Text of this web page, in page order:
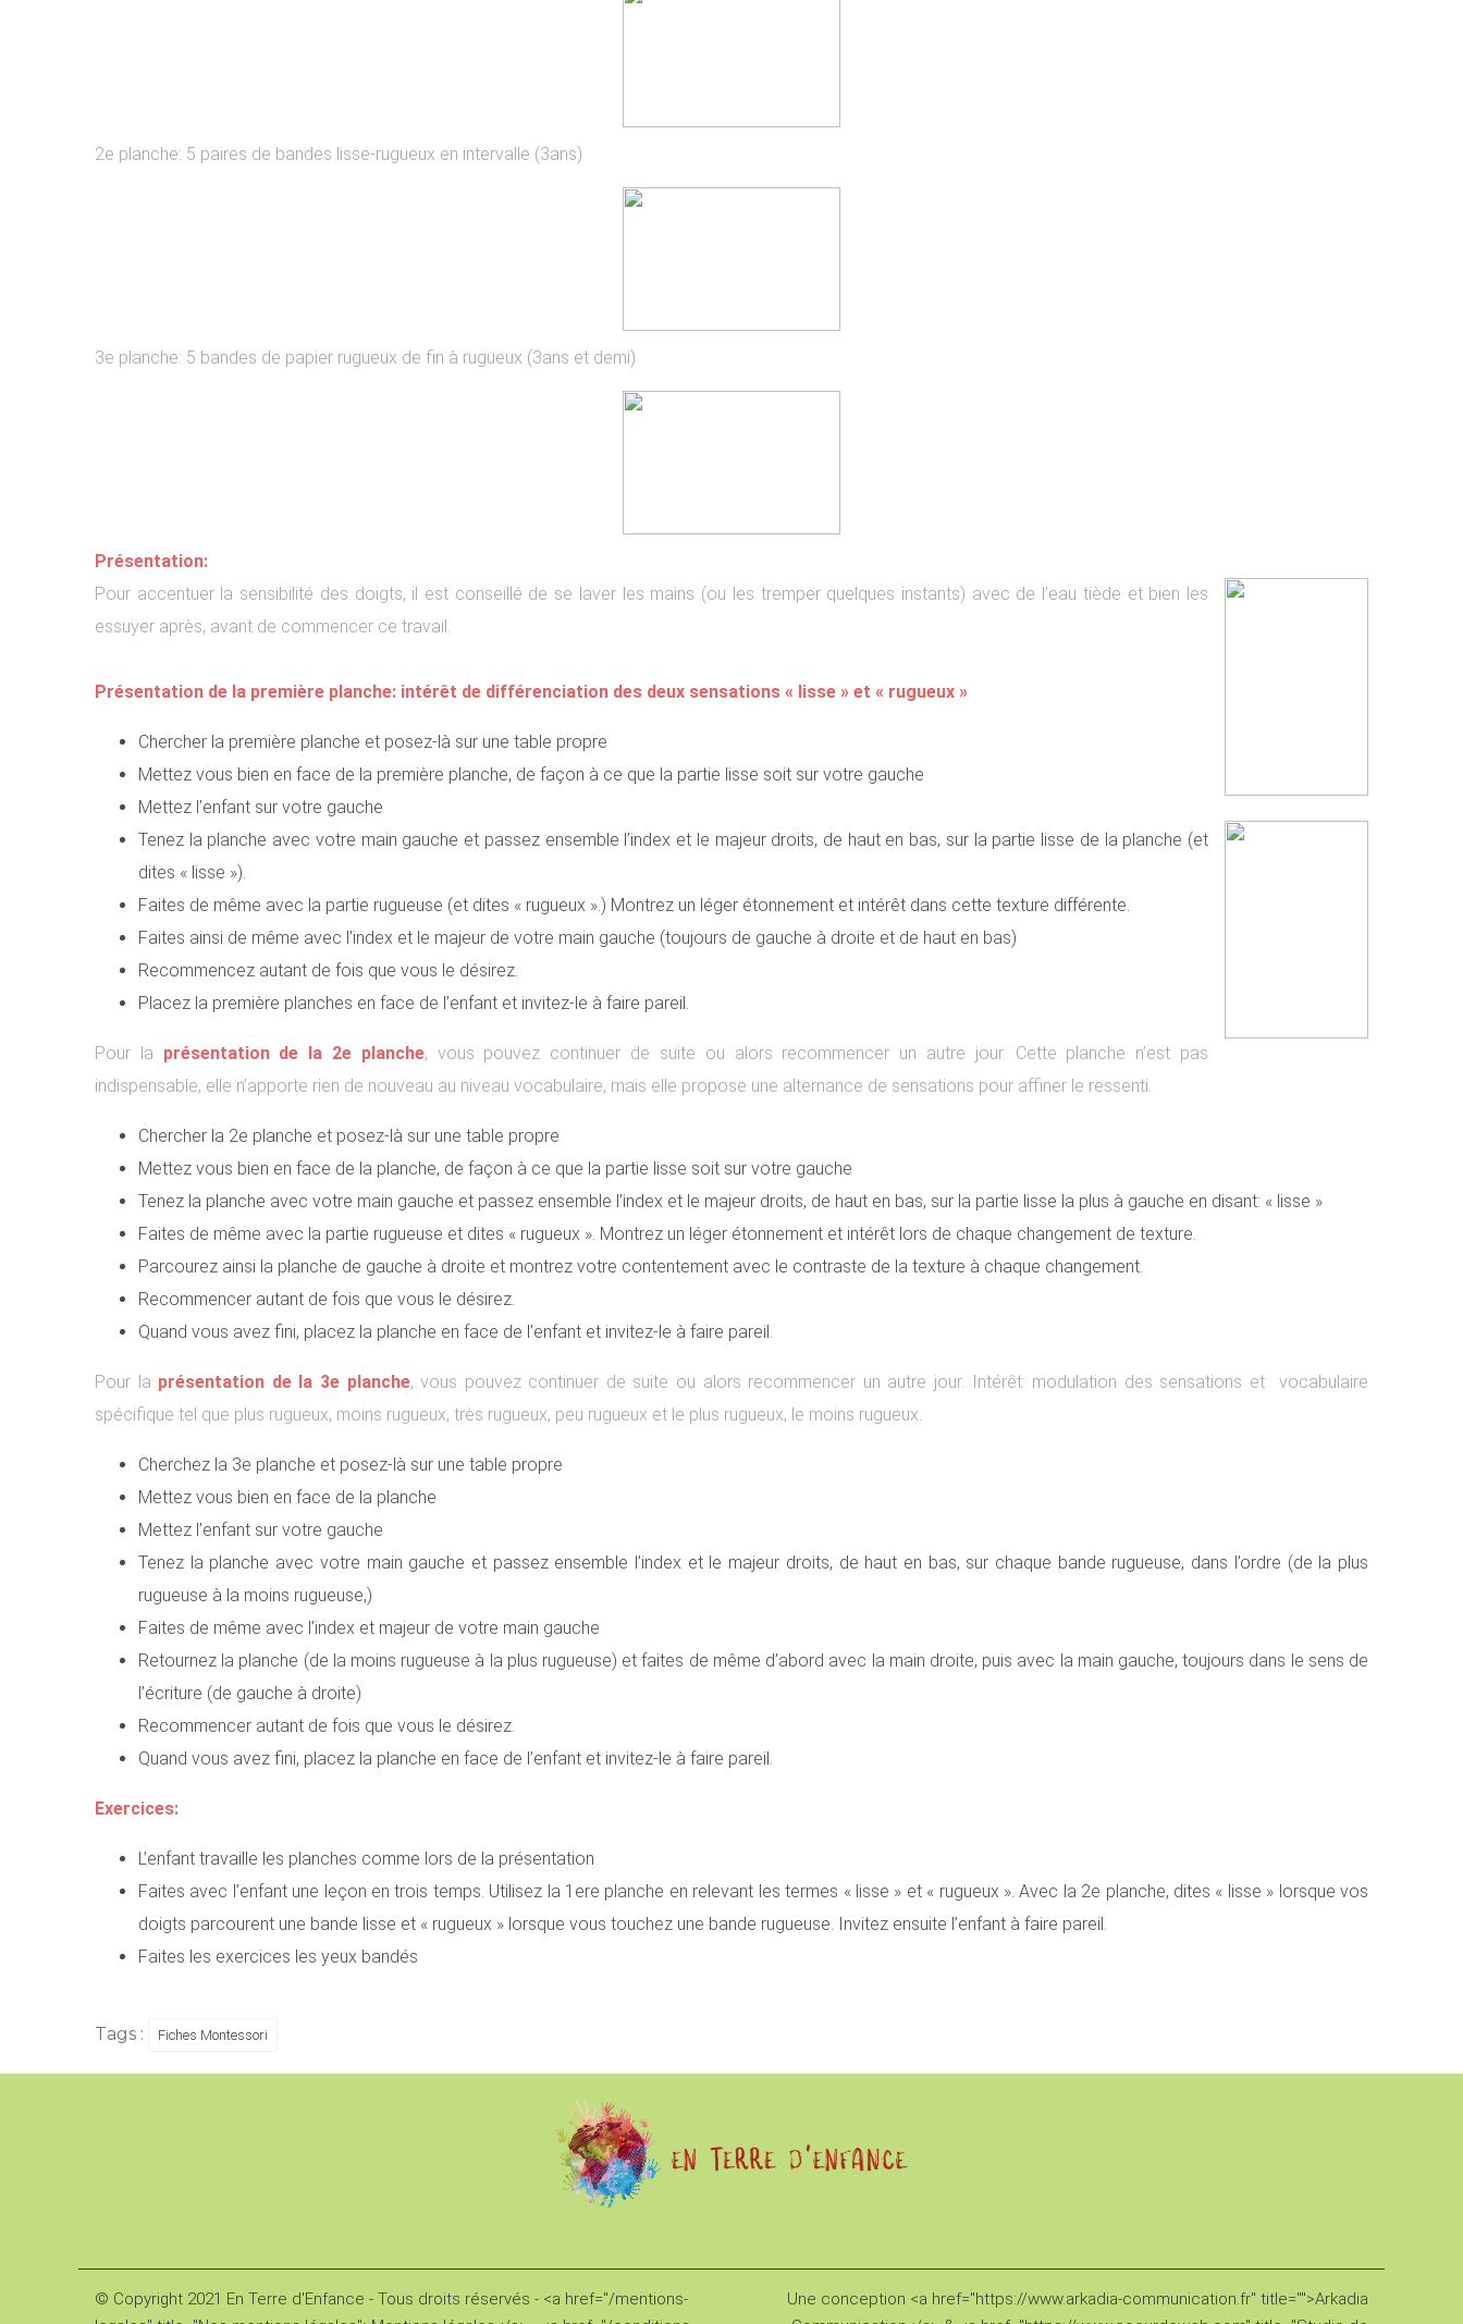
2e planche: 5 paires de bandes lisse-rugueux en intervalle (3ans)
3e planche: 5 bandes de papier rugueux de fin à rugueux (3ans et demi)
Présentation:
Pour accentuer la sensibilité des doigts, il est conseillé de se laver les mains (ou les tremper quelques instants) avec de l’eau tiède et bien les
essuyer après, avant de commencer ce travail.
Présentation de la première planche: intérêt de différenciation des deux sensations « lisse » et « rugueux »
Chercher la première planche et posez-là sur une table propre
Mettez vous bien en face de la première planche, de façon à ce que la partie lisse soit sur votre gauche
Mettez l’enfant sur votre gauche
Tenez la planche avec votre main gauche et passez ensemble l’index et le majeur droits, de haut en bas, sur la partie lisse de la planche (et
dites « lisse »).
Faites de même avec la partie rugueuse (et dites « rugueux ».) Montrez un léger étonnement et intérêt dans cette texture différente.
Faites ainsi de même avec l’index et le majeur de votre main gauche (toujours de gauche à droite et de haut en bas)
Recommencez autant de fois que vous le désirez.
Placez la première planches en face de l’enfant et invitez-le à faire pareil.
Pour la présentation de la 2e planche, vous pouvez continuer de suite ou alors recommencer un autre jour. Cette planche n’est pas
indispensable, elle n’apporte rien de nouveau au niveau vocabulaire, mais elle propose une alternance de sensations pour affiner le ressenti.
Chercher la 2e planche et posez-là sur une table propre
Mettez vous bien en face de la planche, de façon à ce que la partie lisse soit sur votre gauche
Tenez la planche avec votre main gauche et passez ensemble l’index et le majeur droits, de haut en bas, sur la partie lisse la plus à gauche en disant: « lisse »
Faites de même avec la partie rugueuse et dites « rugueux ». Montrez un léger étonnement et intérêt lors de chaque changement de texture.
Parcourez ainsi la planche de gauche à droite et montrez votre contentement avec le contraste de la texture à chaque changement.
Recommencer autant de fois que vous le désirez.
Quand vous avez fini, placez la planche en face de l’enfant et invitez-le à faire pareil.
Pour la présentation de la 3e planche, vous pouvez continuer de suite ou alors recommencer un autre jour. Intérêt: modulation des sensations et vocabulaire
spécifique tel que plus rugueux, moins rugueux, très rugueux, peu rugueux et le plus rugueux, le moins rugueux.
Cherchez la 3e planche et posez-là sur une table propre
Mettez vous bien en face de la planche
Mettez l’enfant sur votre gauche
Tenez la planche avec votre main gauche et passez ensemble l’index et le majeur droits, de haut en bas, sur chaque bande rugueuse, dans l’ordre (de la plus
rugueuse à la moins rugueuse,)
Faites de même avec l’index et majeur de votre main gauche
Retournez la planche (de la moins rugueuse à la plus rugueuse) et faites de même d’abord avec la main droite, puis avec la main gauche, toujours dans le sens de
l’écriture (de gauche à droite)
Recommencer autant de fois que vous le désirez.
Quand vous avez fini, placez la planche en face de l’enfant et invitez-le à faire pareil.
Exercices:
L’enfant travaille les planches comme lors de la présentation
Faites avec l’enfant une leçon en trois temps. Utilisez la 1ere planche en relevant les termes « lisse » et « rugueux ». Avec la 2e planche, dites « lisse » lorsque vos
doigts parcourent une bande lisse et « rugueux » lorsque vous touchez une bande rugueuse. Invitez ensuite l’enfant à faire pareil.
Faites les exercices les yeux bandés
Tags : Fiches Montessori
© Copyright 2021 En Terre d'Enfance - Tous droits réservés - <a href="/mentions-
Une conception <a href="https://www.arkadia-communication.fr" title="">Arkadia